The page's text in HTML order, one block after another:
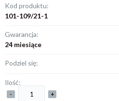
Kod produktu:
101-109/21-1
Gwarancja:
24 miesiące
Podziel się:
Ilość:
- +